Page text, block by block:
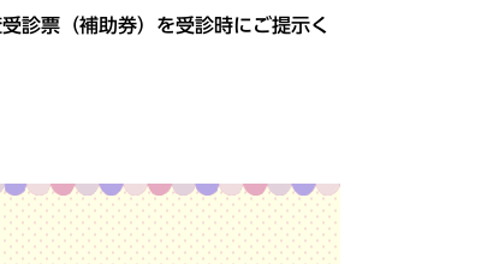
診票（補助券）を受診時にご提示く